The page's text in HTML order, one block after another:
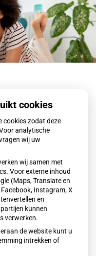
is
geven dat helpt bij
Een diëtist
en gewoonten en
AI is handig als
blijft persoonlijke
cookies
cookies zodat deze
analytische
wij uw
wij samen met
Voor externe inhoud
(Maps, Translate en
Facebook, Instagram, X
en
kunnen
verwerken.
de website kunt u
intrekken of